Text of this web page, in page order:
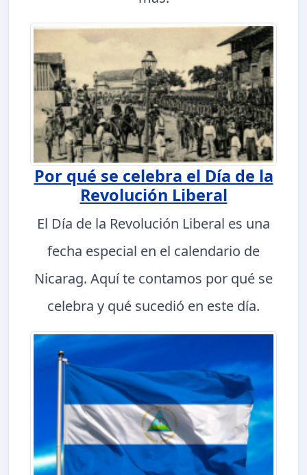
Por qué se celebra el Día de la
Revolución Liberal
El Día de la Revolución Liberal es una
fecha especial en el calendario de
Nicarag. Aquí te contamos por qué se
celebra y qué sucedió en este día.